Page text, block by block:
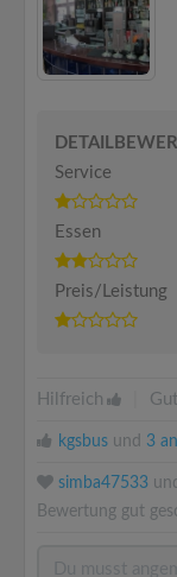
Service
Essen
Preis/Leistung
Hilfreich
kgsbus und 3
simba47533 und
Bewertung gut